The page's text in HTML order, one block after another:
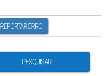
REPORTAR ERRO
PESQUISAR